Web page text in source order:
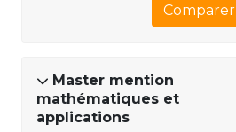
Comparer
Master mention
mathématiques et
applications